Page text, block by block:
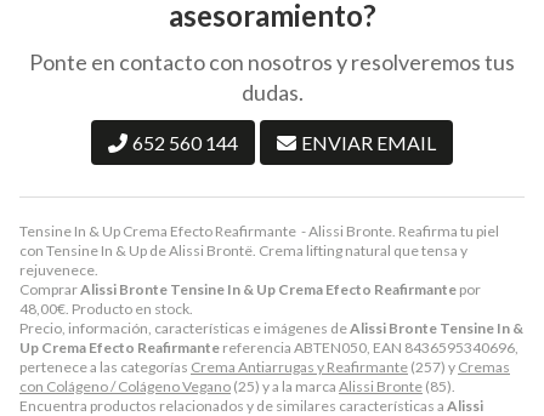
Tensine In & Up Crema Efecto Reafirmante - Alissi Bronte. Reafirma tu piel
con Tensine In & Up de Alissi Brontë. Crema lifting natural que tensa y
rejuvenece.
ComprarAlissi Bronte Tensine In & Up Crema Efecto Reafirmante por
48,00€ . Producto en stock.
Precio, información, características e imágenes deAlissi Bronte Tensine In &
Up Crema Efecto Reafirmante referencia ABTEN050, EAN 8436595340696,
pertenece a las categorías Crema Antiarrugas y Reafirmante (257) y Cremas
con Colágeno / Colágeno Vegano (25) y a la marca Alissi Bronte (85).
Encuentra productos relacionados y de similares características a Alissi
asesoramiento?
Ponte en contacto con nosotros y resolveremos tus
dudas.
652 560 144 ENVIAR EMAIL